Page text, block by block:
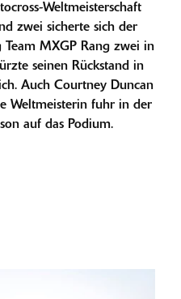
Weltmeisterschaft
zwei sicherte sich der
Team MXGP Rang zwei in
seinen Rückstand in
Auch Courtney Duncan
Weltmeisterin fuhr in der
auf das Podium.